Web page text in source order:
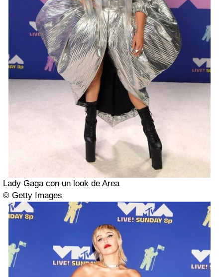
Lady Gaga con un look de Area
© Getty Images